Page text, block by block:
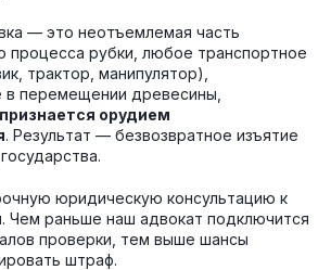
— это неотъемлемая часть
процесса рубки, любое транспортное
трактор, манипулятор),
в перемещении древесины,
орудием
. Результат — безвозвратное изъятие
юридическую консультацию к
Чем раньше наш адвокат подключится
проверки, тем выше шансы
штраф.